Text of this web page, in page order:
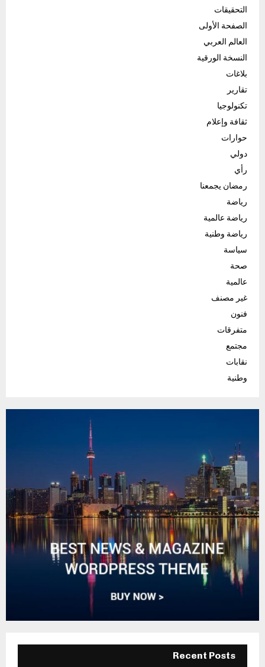
التحقيقات
الصفحة الأولى
العالم العربي
النسخة الورقية
بلاغات
تقارير
تكنولوجيا
ثقافة وإعلام
حوارات
دولي
رأي
رمضان يجمعنا
رياضة
رياضة عالمية
رياضة وطنية
سياسة
صحة
عالمية
غير مصنف
فنون
متفرقات
مجتمع
نقابات
وطنية
Recent Posts